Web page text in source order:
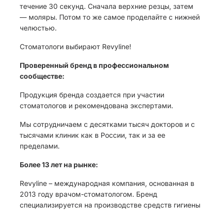
течение 30 секунд. Сначала верхние резцы, затем
— моляры. Потом то же самое проделайте с нижней
челюстью.
Стоматологи выбирают Revyline!
Проверенный бренд в профессиональном
сообществе:
Продукция бренда создается при участии
стоматологов и рекомендована экспертами.
Мы сотрудничаем с десятками тысяч докторов и с
тысячами клиник как в России, так и за ее
пределами.
Более 13 лет на рынке:
Revyline – международная компания, основанная в
2013 году врачом-стоматологом. Бренд
специализируется на производстве средств гигиены